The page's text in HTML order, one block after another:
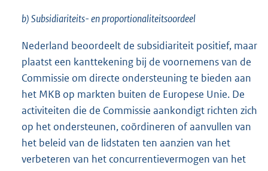
b) Subsidiariteits- en proportionaliteitsoordeel
Nederland beoordeelt de subsidiariteit positief, maar
plaatst een kanttekening bij de voornemens van de
Commissie om directe ondersteuning te bieden aan
het MKB op markten buiten de Europese Unie. De
activiteiten die de Commissie aankondigt richten zich
op het ondersteunen, coördineren of aanvullen van
het beleid van de lidstaten ten aanzien van het
verbeteren van het concurrentievermogen van het